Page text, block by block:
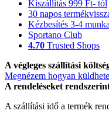
Kiszállítás 999 Ft- tól
30 napos
Kézbesítés 3-4
Sportano Club
4.70 Trusted Shops
A végleges szállítási
Megnézem hogyan
A rendeléseket
A szállítási idő a termék